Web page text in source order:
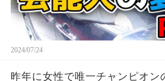
2024/07/24
昨年に女性で唯一チャンピオン